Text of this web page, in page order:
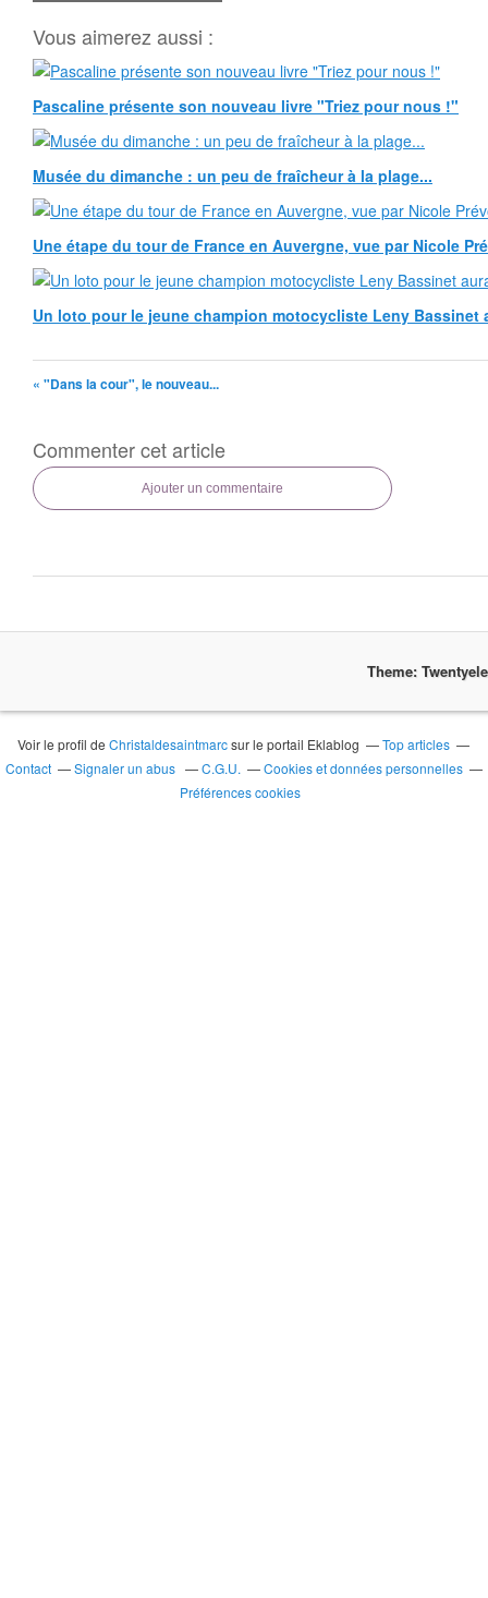
Vous aimerez aussi :
Pascaline présente son nouveau livre "Triez pour nous !"
Musée du dimanche : un peu de fraîcheur à la plage...
Une étape du tour de France en Auvergne, vue par Nicole
Un loto pour le jeune champion motocycliste Leny Bassinet
« "Dans la cour", le nouveau...
Commenter cet article
Ajouter un commentaire
Theme:
Voir le profil deChristaldesaintmarcsur le portail Eklablog
Top articles
Contact
Signaler un abus C.G.U.
Cookies et données personnelles
Préférences cookies